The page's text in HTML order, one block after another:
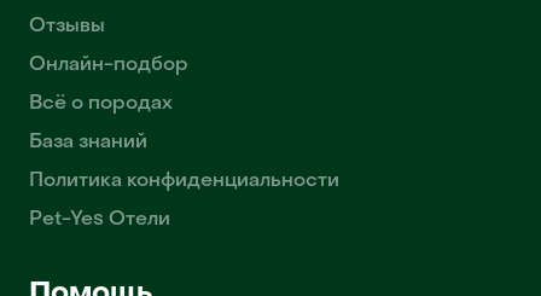
Отзывы
Онлайн-подбор
Всё о породах
База знаний
Политика конфиденциальности
Pet-Yes Отели